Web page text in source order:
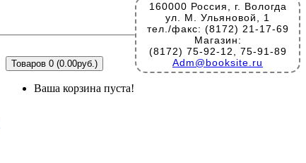
160000 Россия, г. Вологда
ул. М. Ульяновой, 1
тел./факс: (8172) 21-17-69
Магазин:
(8172) 75-92-12, 75-91-89
Adm@booksite.ru
Товаров 0 (0.00руб.)
Ваша корзина пуста!